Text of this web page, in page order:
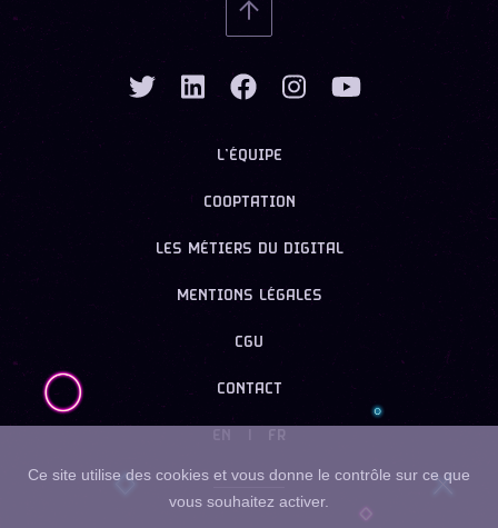
L’ÉQUIPE
COOPTATION
LES MÉTIERS DU DIGITAL
MENTIONS LÉGALES
CGU
CONTACT
FR
Ce site utilise des cookies et vous donne le contrôle sur ce que
vous souhaitez activer.